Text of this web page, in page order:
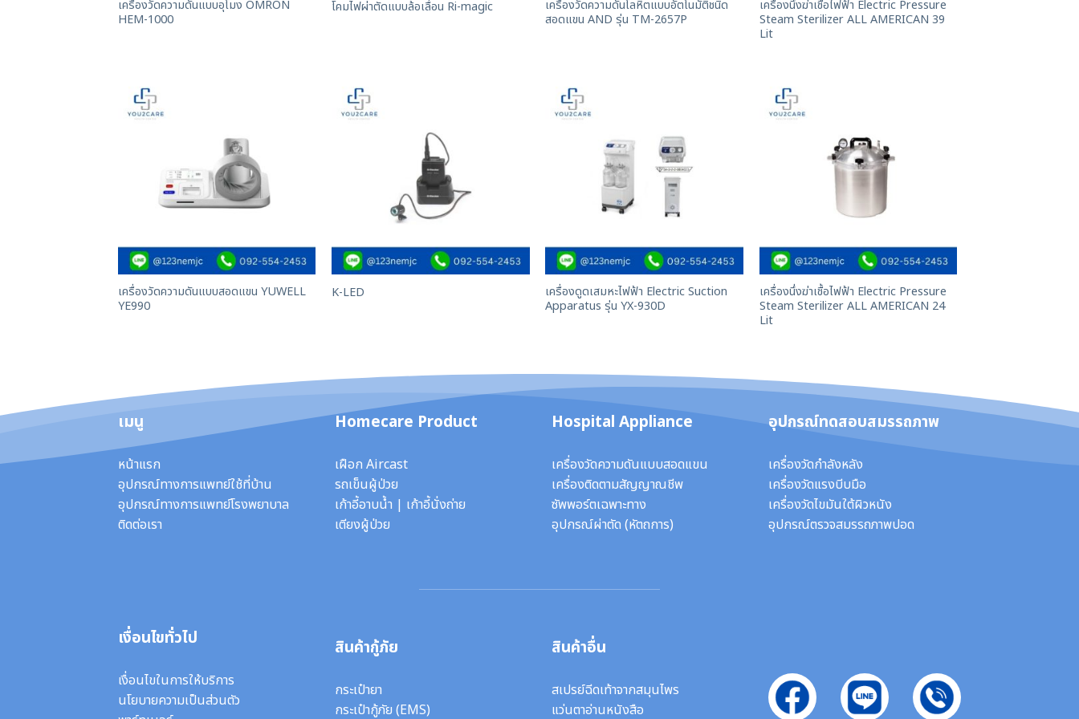
เครื่องวัดความดันแบบอุโมง OMRON
HEM-1000
โคมไฟผ่าตัดแบบล้อเลื่อน Ri-magic
เครื่องวัดความดันโลหิตแบบอัตโนมัติชนิด
สอดแขน AND รุ่น TM-2657P
เครื่องนึ่งฆ่าเชื้อไฟฟ้า Electric Pressure
Steam Sterilizer ALL AMERICAN 39
Lit
เครื่องวัดความดันแบบสอดแขน YUWELL
YE990
K-LED
เครื่องดูดเสมหะไฟฟ้า Electric Suction
Apparatus รุ่น YX-930D
เครื่องนึ่งฆ่าเชื้อไฟฟ้า Electric Pressure
Steam Sterilizer ALL AMERICAN 24
Lit
เมนู
หน้าแรก
อุปกรณ์ทางการแพทย์ใช้ที่บ้าน
อุปกรณ์ทางการแพทย์โรงพยาบาล
ติดต่อเรา
Homecare Product
เฝือก Aircast
รถเข็นผู้ป่วย
เก้าอี้อาบน้ำ | เก้าอี้นั่งถ่าย
เตียงผู้ป่วย
Hospital Appliance
เครื่องวัดความดันแบบสอดแขน
เครื่องติดตามสัญญาณชีพ
ซัพพอร์ตเฉพาะทาง
อุปกรณ์ผ่าตัด (หัตถการ)
อุปกรณ์ทดสอบสมรรถภาพ
เครื่องวัดกำลังหลัง
เครื่องวัดแรงบีบมือ
เครื่องวัดไขมันใต้ผิวหนัง
อุปกรณ์ตรวจสมรรถภาพปอด
เงื่อนไขทั่วไป
เงื่อนไขในการให้บริการ
นโยบายความเป็นส่วนตัว
สินค้ากู้ภัย
กระเป๋ายา
กระเป๋ากู้ภัย (EMS)
สินค้าอื่น
สเปรย์ฉีดเท้าจากสมุนไพร
แว่นตาอ่านหนังสือ